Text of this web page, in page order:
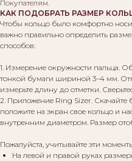
Покупателям.
КАК ПОДОБРАТЬ РАЗМЕР
Чтобы кольцо было комфортно
важно правильно определить
способов:
1. Измерение окружности пальца.
тонкой бумаги шириной 3–4 мм.
измерьте длину до отметки.
2. Приложение Ring Sizer. Скачайте
положите на экран свое кольцо и
внутренним диаметром. Размер
Пожалуйста, учитывайте эти
На левой и правой руках